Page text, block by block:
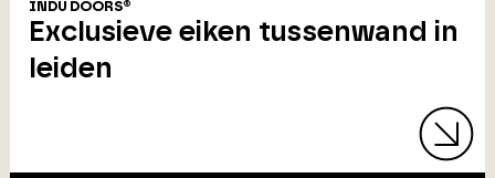
INDU DOORS®
Exclusieve eiken tussenwand in
leiden